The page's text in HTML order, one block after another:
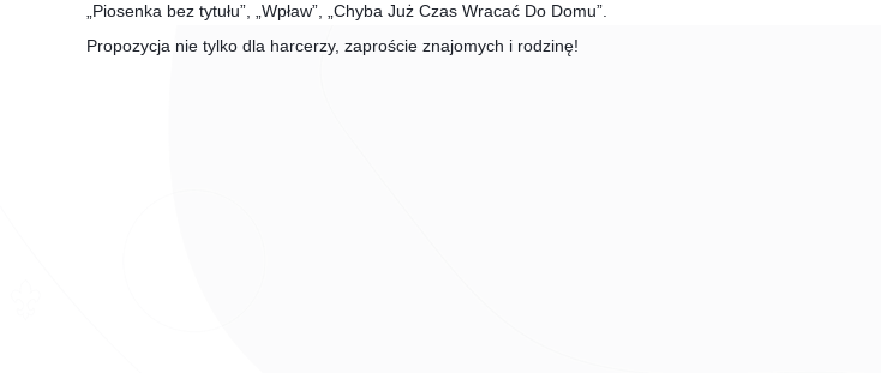
„Piosenka bez tytułu”, „Wpław”, „Chyba Już Czas Wracać Do Domu”.
Propozycja nie tylko dla harcerzy, zaproście znajomych i rodzinę!